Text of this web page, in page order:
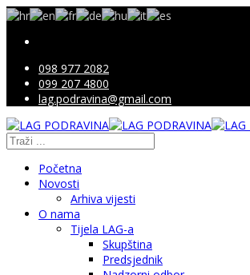
098 977 2082
099 207 4800
lag.podravina@gmail.com
Početna
Novosti
Arhiva vijesti
O nama
Tijela LAG-a
Skupština
Predsjednik